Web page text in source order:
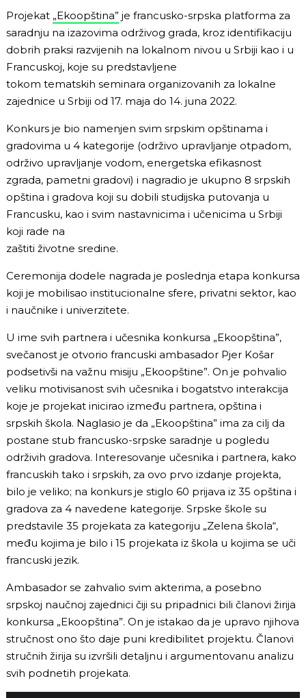
Projekat „Ekoopština” je francusko-srpska platforma za
saradnju na izazovima održivog grada, kroz identifikaciju
dobrih praksi razvijenih na lokalnom nivou u Srbiji kao i u
Francuskoj, koje su predstavljene
tokom tematskih seminara organizovanih za lokalne
zajednice u Srbiji od 17. maja do 14. juna 2022.
Konkurs je bio namenjen svim srpskim opštinama i
gradovima u 4 kategorije (održivo upravljanje otpadom,
održivo upravljanje vodom, energetska efikasnost
zgrada, pametni gradovi) i nagradio je ukupno 8 srpskih
opština i gradova koji su dobili studijska putovanja u
Francusku, kao i svim nastavnicima i učenicima u Srbiji
koji rade na
zaštiti životne sredine.
Ceremonija dodele nagrada je poslednja etapa konkursa
koji je mobilisao institucionalne sfere, privatni sektor, kao
i naučnike i univerzitete.
U ime svih partnera i učesnika konkursa „Ekoopština”,
svečanost je otvorio francuski ambasador Pjer Košar
podsetivši na važnu misiju „Ekoopštine”. On je pohvalio
veliku motivisanost svih učesnika i bogatstvo interakcija
koje je projekat inicirao između partnera, opština i
srpskih škola. Naglasio je da „Ekoopština” ima za cilj da
postane stub francusko-srpske saradnje u pogledu
održivih gradova. Interesovanje učesnika i partnera, kako
francuskih tako i srpskih, za ovo prvo izdanje projekta,
bilo je veliko; na konkurs je stiglo 60 prijava iz 35 opština i
gradova za 4 navedene kategorije. Srpske škole su
predstavile 35 projekata za kategoriju „Zelena škola“,
među kojima je bilo i 15 projekata iz škola u kojima se uči
francuski jezik.
Ambasador se zahvalio svim akterima, a posebno
srpskoj naučnoj zajednici čiji su pripadnici bili članovi žirija
konkursa „Ekoopština”. On je istakao da je upravo njihova
stručnost ono što daje puni kredibilitet projektu. Članovi
stručnih žirija su izvršili detaljnu i argumentovanu analizu
svih podnetih projekata.